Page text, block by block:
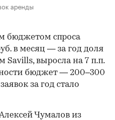
аренды
бюджетом спроса
в месяц — за год доля
Savills, выросла на 7 п.п.
бюджет — 200–300
за год стало
Чумалов из